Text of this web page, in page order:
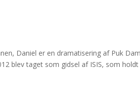
Daniel er en dramatisering af Puk
blev taget som gidsel af ISIS, som